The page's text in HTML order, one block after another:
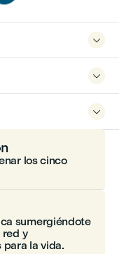



los cinco
sumergiéndote
red y
la vida.